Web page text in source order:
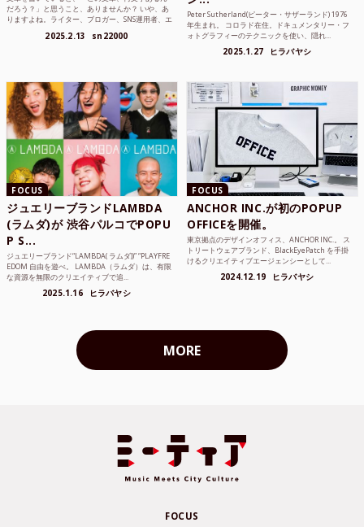
だろう？」と思うこと、ありませんか？ いや、あ
りますよね。ライター、ブロガー、SNS運用者、エ
2025.2.13 sn22000
Peter Sutherland(ピーター・サザーランド) 1976
年生まれ。 コロラド在住。ドキュメンタリー・フ
ォトグラフィーのテクニックを使い、隠れ...
2025.1.27 ヒラバヤシ
FOCUS
ジュエリーブランドLAMBDA
(ラムダ)が 渋谷パルコでPOPU
P S...
ジュエリーブランド“LAMBDA( ラムダ))” “PLAYFRE
EDOM 自由を遊べ。 LAMBDA（ラムダ）は、有限
な資源を無限のクリエイティブで追...
2025.1.16 ヒラバヤシ
FOCUS
ANCHOR INC.が初のPOPUP
OFFICEを開催。
東京拠点のデザインオフィス、ANCHOR INC.。 ス
トリートウェアブランド、BlackEyePatch を手掛
けるクリエイティブエージェンシーとして...
2024.12.19 ヒラバヤシ
MORE
FOCUS